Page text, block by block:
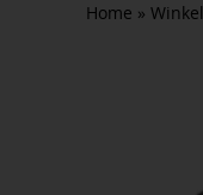
Home » Winkel